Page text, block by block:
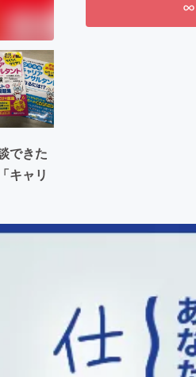
できた
キャリ